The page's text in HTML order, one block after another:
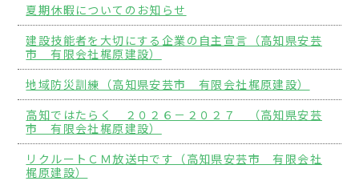
夏期休暇についてのお知らせ
建設技能者を大切にする企業の自主宣言（高知県安芸
市 有限会社梶原建設）
地域防災訓練（高知県安芸市 有限会社梶原建設）
高知ではたらく ２０２６－２０２７ （高知県安芸
市 有限会社梶原建設）
リクルートＣＭ放送中です（高知県安芸市 有限会社
梶原建設）